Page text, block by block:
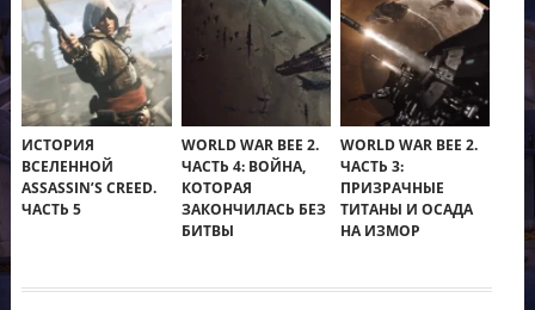
ИСТОРИЯ
ВСЕЛЕННОЙ
ASSASSIN’S CREED.
ЧАСТЬ 5
WORLD WAR BEE 2.
ЧАСТЬ 4: ВОЙНА,
КОТОРАЯ
ЗАКОНЧИЛАСЬ БЕЗ
БИТВЫ
WORLD WAR BEE 2.
ЧАСТЬ 3:
ПРИЗРАЧНЫЕ
ТИТАНЫ И ОСАДА
НА ИЗМОР